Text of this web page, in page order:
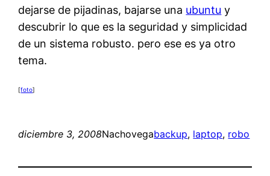
dejarse de pijadinas, bajarse una ubuntu y
descubrir lo que es la seguridad y simplicidad
de un sistema robusto. pero ese es ya otro
tema.
[foto]
diciembre 3, 2008Nachovegabackup, laptop, robo